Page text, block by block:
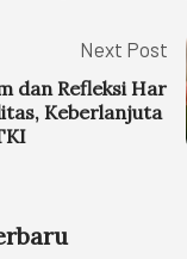
Next Post
dan Refleksi Har
Keberlanjuta